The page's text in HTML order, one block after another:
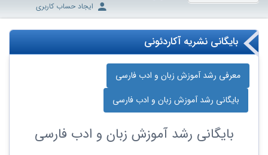
ایجاد حساب کاربری
بایگانی نشریه آکاردئونی
معرفی رشد آموزش زبان و ادب فارسی
بایگانی رشد آموزش زبان و ادب فارسی
بایگانی رشد آموزش زبان و ادب فارسی